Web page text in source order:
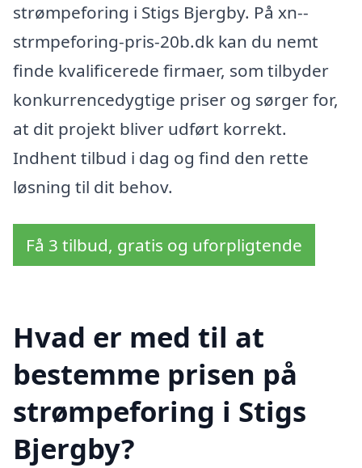
strømpeforing i Stigs Bjergby. På xn--
strmpeforing-pris-20b.dk kan du nemt
finde kvalificerede firmaer, som tilbyder
konkurrencedygtige priser og sørger for,
at dit projekt bliver udført korrekt.
Indhent tilbud i dag og find den rette
løsning til dit behov.
Få 3 tilbud, gratis og uforpligtende
Hvad er med til at
bestemme prisen på
strømpeforing i Stigs
Bjergby?